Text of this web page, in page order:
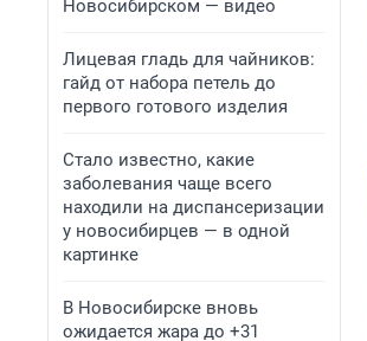
Новосибирском — видео
Лицевая гладь для чайников:
гайд от набора петель до
первого готового изделия
Стало известно, какие
заболевания чаще всего
находили на диспансеризации
у новосибирцев — в одной
картинке
В Новосибирске вновь
ожидается жара до +31